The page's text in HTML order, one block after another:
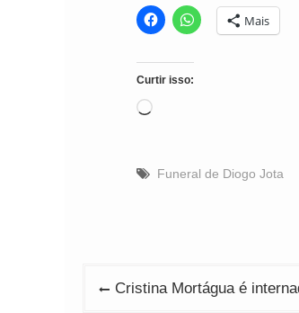
Mais
Curtir isso:
Carregando...
Funeral de Diogo Jota
Navegação
Cristina Mortágua é